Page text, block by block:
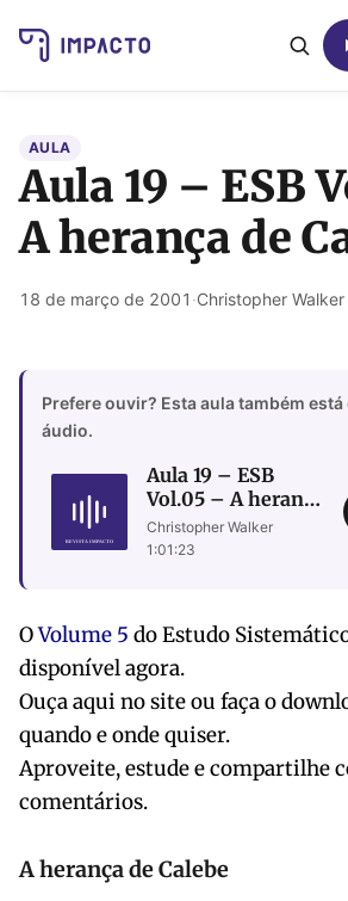
AULA
Aula 19 – ESB
A herança de
18 de março de 2001 ·Christopher Walker
Prefere ouvir? Esta aula também
áudio.
Aula 19 – ESB
Vol.05 – A herança
de Calebe
Christopher Walker
1:01:23
OVolume 5 do Estudo
disponível agora.
Ouça aqui no site ou faça o
quando e onde quiser.
Aproveite, estude e compartilhe
comentários.
A herança de Calebe